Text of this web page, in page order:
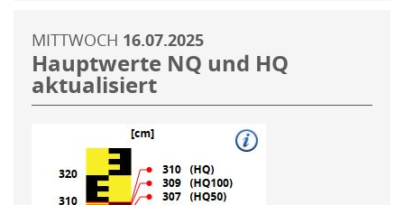
MITTWOCH 16.07.2025
Hauptwerte NQ und HQ
aktualisiert